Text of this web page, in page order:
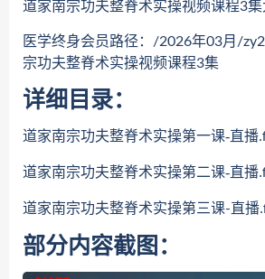
道家南宗功夫整脊术实操视频课程3
医学终身会员路径：/2026年03月/
宗功夫整脊术实操视频课程3集
详细目录：
道家南宗功夫整脊术实操第一课-直播
道家南宗功夫整脊术实操第二课-直播
道家南宗功夫整脊术实操第三课-直播
部分内容截图：